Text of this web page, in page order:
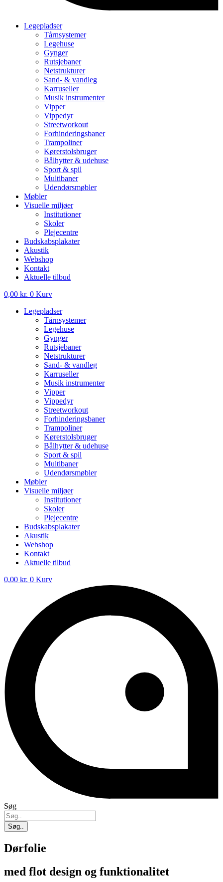
Legepladser
Tårnsystemer
Legehuse
Gynger
Rutsjebaner
Netstrukturer
Sand- & vandleg
Karruseller
Musik instrumenter
Vipper
Vippedyr
Streetworkout
Forhinderingsbaner
Trampoliner
Kørerstolsbruger
Bålhytter & udehuse
Sport & spil
Multibaner
Udendørsmøbler
Møbler
Visuelle miljøer
Institutioner
Skoler
Plejecentre
Budskabsplakater
Akustik
Webshop
Kontakt
Aktuelle tilbud
0,00 kr. 0 Kurv
Legepladser
Tårnsystemer
Legehuse
Gynger
Rutsjebaner
Netstrukturer
Sand- & vandleg
Karruseller
Musik instrumenter
Vipper
Vippedyr
Streetworkout
Forhinderingsbaner
Trampoliner
Kørerstolsbruger
Bålhytter & udehuse
Sport & spil
Multibaner
Udendørsmøbler
Møbler
Visuelle miljøer
Institutioner
Skoler
Plejecentre
Budskabsplakater
Akustik
Webshop
Kontakt
Aktuelle tilbud
0,00 kr. 0 Kurv
Søg
Søg..
Dørfolie
med flot design og funktionalitet